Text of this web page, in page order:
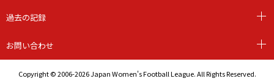
過去の記録
お問い合わせ
Copyright © 2006-2026 Japan Women's Football League. All Rights Reserved.